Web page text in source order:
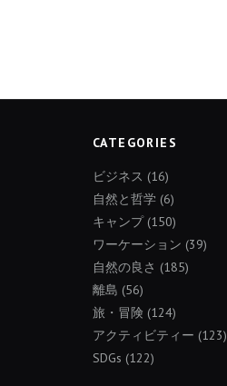
CATEGORIES
ビジネス (16)
自然と哲学 (6)
キャンプ(150)
ワーケーション (39)
自然の良さ (185)
離島 (56)
旅・冒険 (124)
アクティビティー (123)
SDGs (122)